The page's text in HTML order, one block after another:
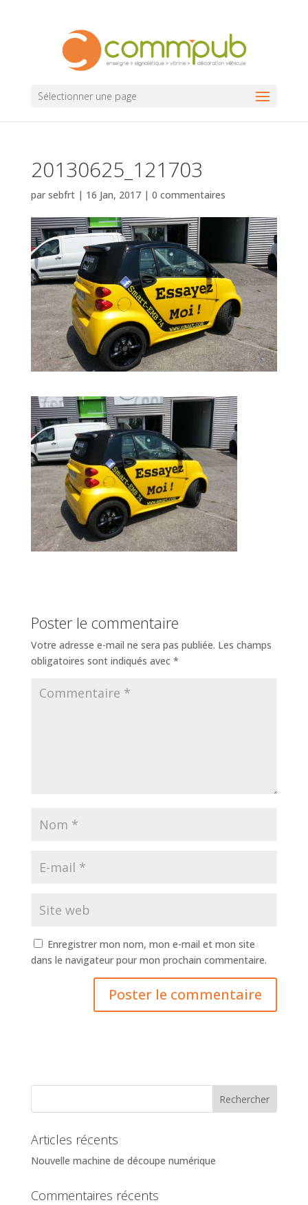
Sélectionner une page
20130625_121703
par sebfrt| 16 Jan, 2017| 0 commentaires
Poster le commentaire
Votre adresse e-mail ne sera pas publiée. Les champs
obligatoires sont indiqués avec *
Enregistrer mon nom, mon e-mail et mon site
dans le navigateur pour mon prochain commentaire.
Articles récents
Nouvelle machine de découpe numérique
Commentaires récents